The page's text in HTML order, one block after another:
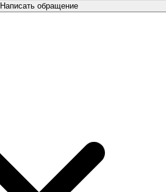
Написать обращение